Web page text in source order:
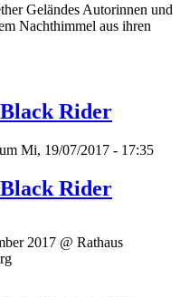
Geländes Autorinnen und
Nachthimmel aus ihren
Rider
Mi, 19/07/2017 - 17:35
Rider
2017 @ Rathaus